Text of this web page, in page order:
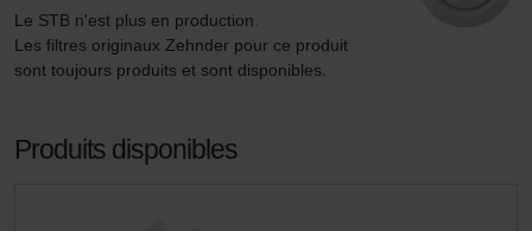
Le STB n'est plus en production.
Les filtres originaux Zehnder pour ce produit
sont toujours produits et sont disponibles.
Produits disponibles